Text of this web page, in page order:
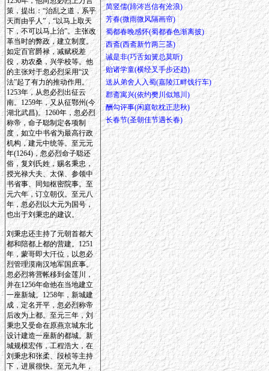
策，提出：“治乱之道，系乎
天而由乎人”，“以马上取天
下，不可以马上治”。主张改
革当时的弊政，建立制度。
如定百官爵禄，减赋税差
役，劝农桑，兴学校等。他
的主张对于忽必烈采用“汉
法”起了有力的推动作用。
1253年，从忽必烈出征云
南。1259年，又从征鄂州(今
湖北武昌)。1260年，忽必烈
称帝，命子聪制定各项制
度，如立中书省为最高行政
机构，建元中统等。至元元
年(1264)，忽必烈命子聪还
俗，复刘氏姓，赐名秉忠，
授光禄大夫、太保、参领中
书省事、同知枢密院事。至
元六年，订立朝仪。至元八
年，忽必烈以大元为国号，
也出于刘秉忠的建议。
刘秉忠还主持了元朝首都大
都和陪都上都的营建。1251
年，蒙哥即大汗位，以忽必
烈管理漠南汉地军国庶事。
忽必烈将营帐移到金莲川，
并在1256年命他在当地建立
一座新城。1258年，新城建
成，定名开平，忽必烈称帝
后改为上都。至元三年，刘
秉忠又受命在原燕京城东北
设计建造一座新的都城。新
城规模宏伟，工程浩大，在
刘秉忠和张柔、段桢等主持
下，进展很快。至元九年，
简竖儒(蹄涔岂信有沧浪)
芳春(微雨微风隔画帘)
蜀都春晚感怀(蜀都春色渐离披)
西斋(西斋新竹两三茎)
诫是非(巧舌如簧总莫听)
贻诸学童(横经叉手步还趋)
送从弟舍人入蜀(嘉陵江畔饯行车)
郡斋寓兴(依约樊川似旭川)
酬勾评事(闲庭欹枕正悲秋)
长春节(圣朝佳节遇长春)